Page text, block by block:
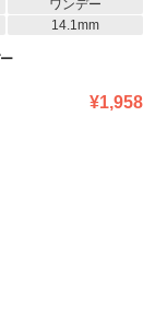
ワンデー
14.1mm
¥1,958